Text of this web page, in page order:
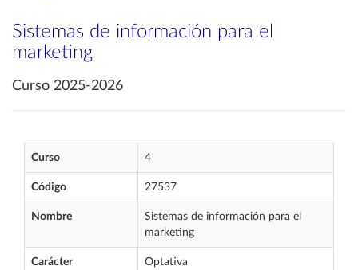
Sistemas de información para el
marketing
Curso 2025-2026
Curso 4
Código 27537
Nombre
Sistemas de información para el
marketing
Carácter Optativa